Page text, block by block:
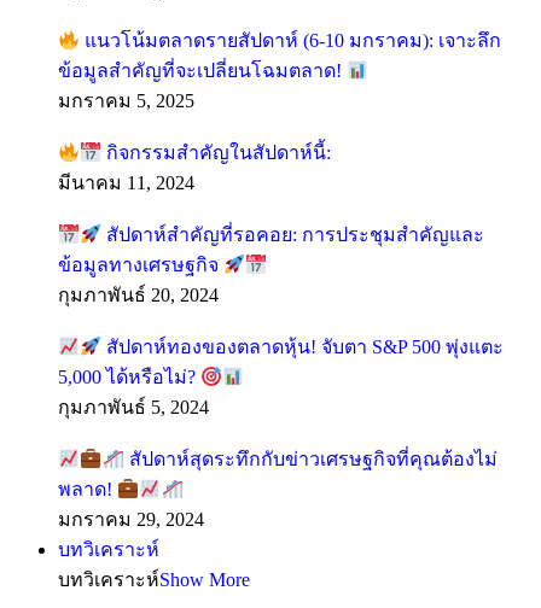
แนวโน้มตลาดรายสัปดาห์ (6-10 มกราคม): เจาะลึก
ข้อมูลสำคัญที่จะเปลี่ยนโฉมตลาด!
มกราคม 5, 2025
กิจกรรมสำคัญในสัปดาห์นี้:
มีนาคม 11, 2024
สัปดาห์สำคัญที่รอคอย: การประชุมสำคัญและ
ข้อมูลทางเศรษฐกิจ
กุมภาพันธ์ 20, 2024
สัปดาห์ทองของตลาดหุ้น! จับตา S&P 500 พุ่งแตะ
5,000 ได้หรือไม่?
กุมภาพันธ์ 5, 2024
สัปดาห์สุดระทึกกับข่าวเศรษฐกิจที่คุณต้องไม่
พลาด!
มกราคม 29, 2024
บทวิเคราะห์
บทวิเคราะห์Show More